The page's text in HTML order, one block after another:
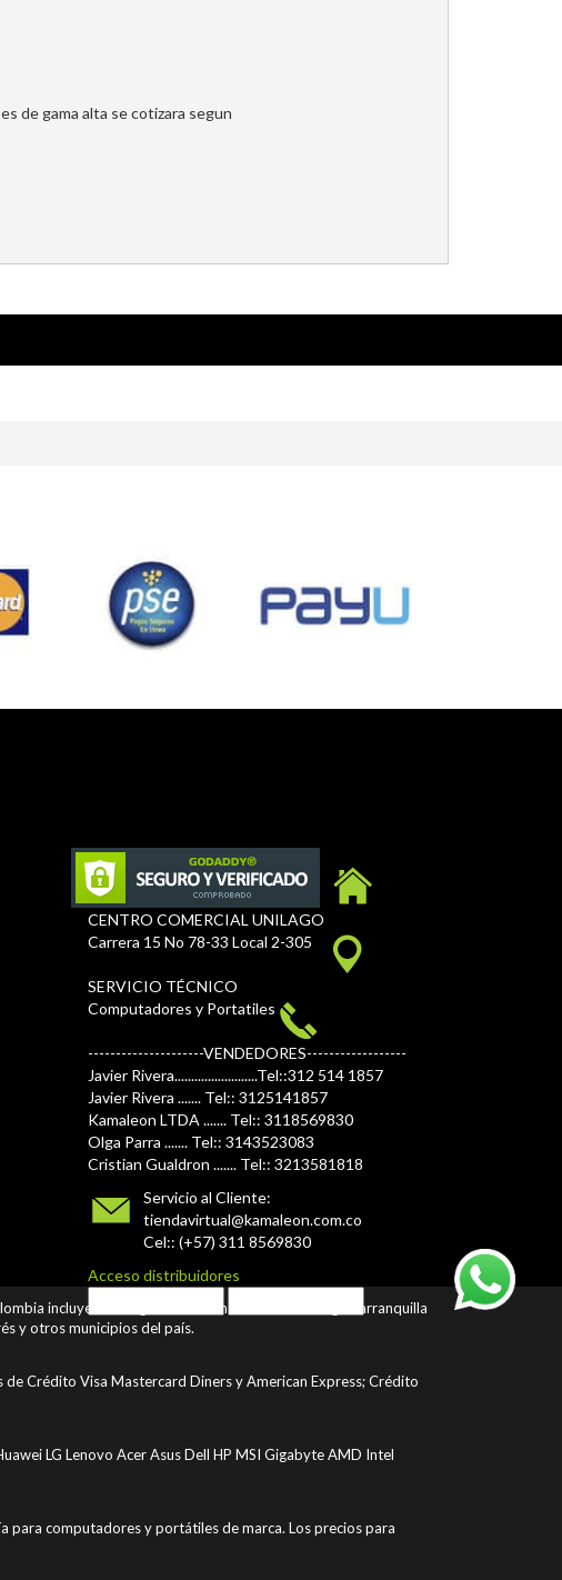
de gama alta se cotizara segun
CENTRO COMERCIAL UNILAGO
Carrera 15 No 78-33 Local 2-305
SERVICIO TÉCNICO
Computadores y Portatiles
---------------------VENDEDORES------------------
Javier Rivera.........................Tel::312 514 1857
Javier Rivera ....... Tel:: 3125141857
Kamaleon LTDA ....... Tel:: 3118569830
Olga Parra ....... Tel:: 3143523083
Cristian Gualdron ....... Tel:: 3213581818
Servicio al Cliente:
tiendavirtual@kamaleon.com.co
Cel:: (+57) 311 8569830
Acceso distribuidores
incluyendo Bogotá Medellín Cali Bucaramanga Barranquilla
y otros municipios del país.
Crédito Visa Mastercard Diners y American Express; Crédito
LG Lenovo Acer Asus Dell HP MSI Gigabyte AMD Intel
para computadores y portátiles de marca. Los precios para